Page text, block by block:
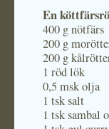
En
400 g nötfärs
200 g
200 g
1 röd lök
0,5 msk olja
1 tsk salt
1 tsk sambal